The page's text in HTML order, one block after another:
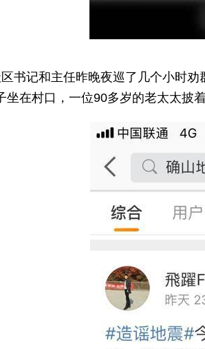
记和主任昨晚夜巡了几个小时劝
坐在村口，一位90多岁的老太太披